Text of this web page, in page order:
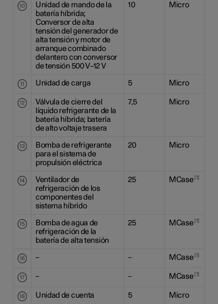
Unidad de mando de la
batería híbrida;
Conversor de alta
tensión del generador de
alta tensión y motor de
arranque combinado
delantero con conversor
de tensión 500 V–12 V
10 Micro
Unidad de carga 5 Micro
Válvula de cierre del
líquido refrigerante de la
batería híbrida; batería
de alto voltaje trasera
7,5 Micro
Bomba de refrigerante
para el sistema de
propulsión eléctrica
20 Micro
Ventilador de
refrigeración de los
componentes del
sistema híbrido
25 MCase 1
Bomba de agua de
refrigeración de la
batería de alta tensión
25 MCase 1
– – MCase 1
– – MCase 1
Unidad de cuenta 5 Micro